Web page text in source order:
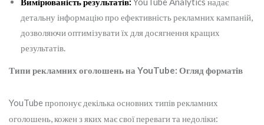
детальну інформацію про ефективність рекламних кампаній,
дозволяючи оптимізувати їх для досягнення кращих
результатів.
Типи рекламних оголошень на YouTube: Огляд форматів
YouTube пропонує декілька основних типів рекламних
оголошень, кожен з яких має свої переваги та недоліки: